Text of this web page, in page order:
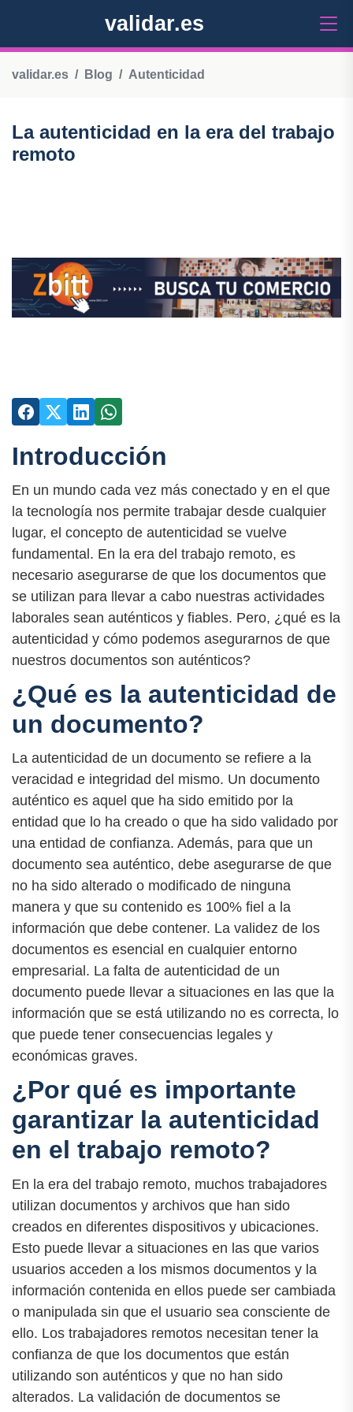
validar.es
validar.es Blog Autenticidad
La autenticidad en la era del trabajo
remoto
Introducción
En un mundo cada vez más conectado y en el que
la tecnología nos permite trabajar desde cualquier
lugar, el concepto de autenticidad se vuelve
fundamental. En la era del trabajo remoto, es
necesario asegurarse de que los documentos que
se utilizan para llevar a cabo nuestras actividades
laborales sean auténticos y fiables. Pero, ¿qué es la
autenticidad y cómo podemos asegurarnos de que
nuestros documentos son auténticos?
¿Qué es la autenticidad de
un documento?
La autenticidad de un documento se refiere a la
veracidad e integridad del mismo. Un documento
auténtico es aquel que ha sido emitido por la
entidad que lo ha creado o que ha sido validado por
una entidad de confianza. Además, para que un
documento sea auténtico, debe asegurarse de que
no ha sido alterado o modificado de ninguna
manera y que su contenido es 100% fiel a la
información que debe contener. La validez de los
documentos es esencial en cualquier entorno
empresarial. La falta de autenticidad de un
documento puede llevar a situaciones en las que la
información que se está utilizando no es correcta, lo
que puede tener consecuencias legales y
económicas graves.
¿Por qué es importante
garantizar la autenticidad
en el trabajo remoto?
En la era del trabajo remoto, muchos trabajadores
utilizan documentos y archivos que han sido
creados en diferentes dispositivos y ubicaciones.
Esto puede llevar a situaciones en las que varios
usuarios acceden a los mismos documentos y la
información contenida en ellos puede ser cambiada
o manipulada sin que el usuario sea consciente de
ello. Los trabajadores remotos necesitan tener la
confianza de que los documentos que están
utilizando son auténticos y que no han sido
alterados. La validación de documentos se